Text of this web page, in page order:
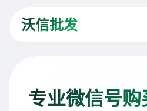
沃信批发
专业微信号